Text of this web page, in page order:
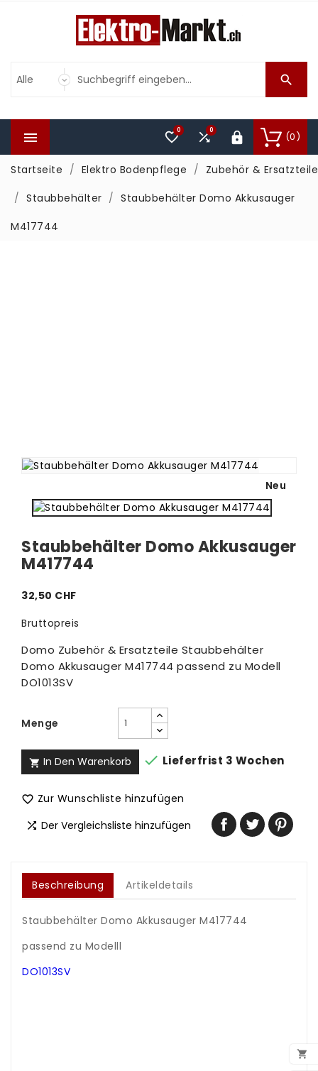


 (0)

0
0
Startseite Elektro Bodenpflege
Zubehör & Ersatzteile
Staubbehälter
Staubbehälter Domo Akkusauger
M417744
Neu
Staubbehälter Domo Akkusauger
M417744
32,50 CHF
Bruttopreis
Domo Zubehör & Ersatzteile Staubbehälter
Domo Akkusauger M417744 passend zu Modell
DO1013SV
Menge
 In Den Warenkorb  Lieferfrist 3 Wochen
 Zur Wunschliste hinzufügen
 Der Vergleichsliste hinzufügen
Beschreibung Artikeldetails
Staubbehälter Domo Akkusauger M417744
passend zu Modelll
DO1013SV